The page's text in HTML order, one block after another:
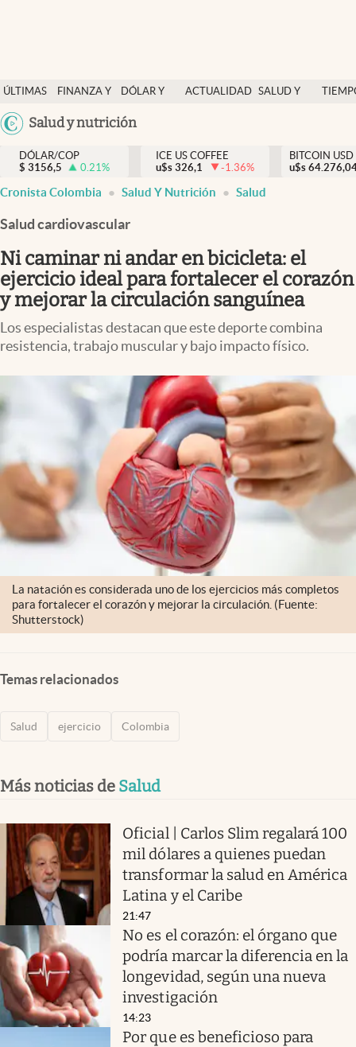
ÚLTIMAS
NOTICIAS
FINANZA Y
DÓLAR Y
ACTUALIDAD SALUD Y
México
Salud y nutrición
Salud y nutrición
Vida espiritual
Actualidad
Colombia
DÓLAR/COP
$ 3156,5 0.21%
ICE US COFFEE
u$s 326,1 -1.36%
BITCOIN USD
u$s
Cronista Colombia Salud Y Nutrición Salud
Salud cardiovascular
Ni caminar ni andar en bicicleta: el
ejercicio ideal para fortalecer el corazón
y mejorar la circulación sanguínea
Los especialistas destacan que este deporte combina
resistencia, trabajo muscular y bajo impacto físico.
La natación es considerada uno de los ejercicios más completos
para fortalecer el corazón y mejorar la circulación. (Fuente:
Shutterstock)
Temas relacionados
Salud ejercicio Colombia
Más noticias de Salud
Oficial | Carlos Slim regalará 100
mil dólares a quienes puedan
transformar la salud en América
Latina y el Caribe
21:47
No es el corazón: el órgano que
podría marcar la diferencia en la
longevidad, según una nueva
investigación
14:23
Por que es beneficioso para